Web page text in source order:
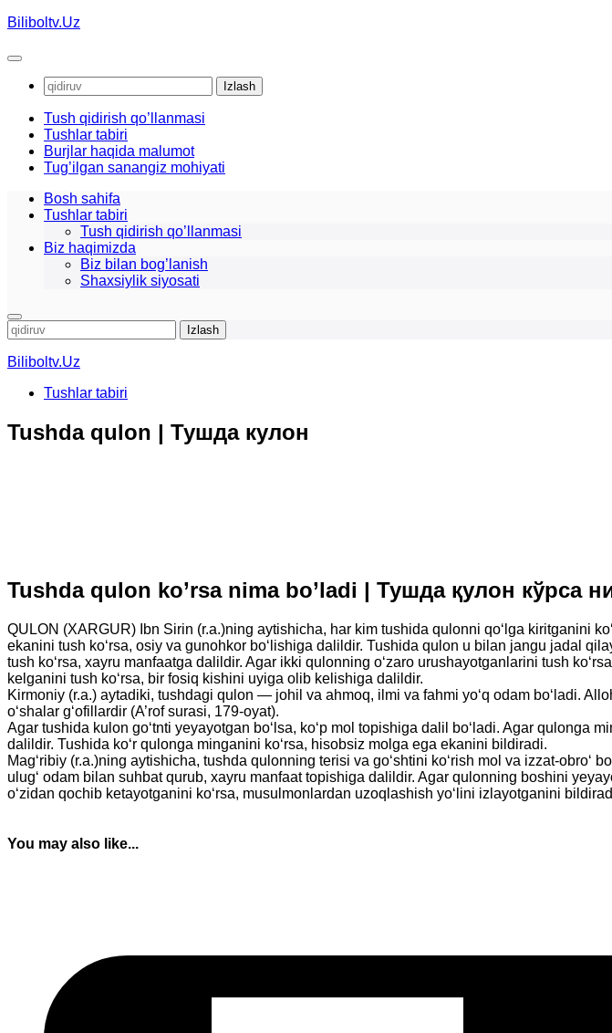
Skip
content
Biliboltv.Uz
Qidirshish:
Tush qidirish qo’llanmasi
Tushlar tabiri
Burjlar haqida malumot
Tug’ilgan sanangiz mohiyati
Bosh sahifa
Tushlar tabiri
Tush qidirish qo’llanmasi
Biz haqimizda
Biz bilan bog’lanish
Shaxsiylik siyosati
Qidirshish:
Biliboltv.Uz
Tushlar tabiri
Tushda qulon | Тушда кулон
Tushda qulon ko’rsa nima bo’ladi | Тушда қулон кўрса
QULON (XARGUR) Ibn Sirin (r.a.)ning aytishicha, har kim tushida qulonni qo‘lga kiritganini
ekanini tush ko‘rsa, osiy va gunohkor bo‘lishiga dalildir. Tushida qulon u bilan jangu jadal
tush ko‘rsa, xayru manfaatga dalildir. Agar ikki qulonning o‘zaro urushayotganlarini tush
kelganini tush ko‘rsa, bir fosiq kishini uyiga olib kelishiga dalildir.
Kirmoniy (r.a.) aytadiki, tushdagi qulon — johil va ahmoq, ilmi va fahmi yo‘q odam bo‘ladi.
o‘shalar g‘ofillardir (A’rof surasi, 179-oyat).
Agar tushida kulon go‘tnti yeyayotgan bo‘lsa, ko‘p mol topishiga dalil bo‘ladi. Agar
dalildir. Tushida ko‘r qulonga minganini ko‘rsa, hisobsiz molga ega ekanini bildiradi.
Mag‘ribiy (r.a.)ning aytishicha, tushda qulonning terisi va go‘shtini ko‘rish mol va izzat-
ulug‘ odam bilan suhbat qurub, xayru manfaat topishiga dalildir. Agar qulonning boshini
o‘zidan qochib ketayotganini ko‘rsa, musulmonlardan uzoqlashish yo‘lini izlayotganini
You may also like...